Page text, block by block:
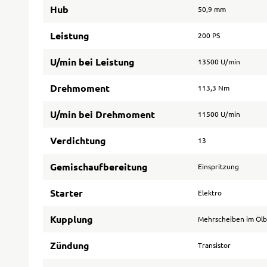
Hub 50,9 mm
Leistung 200 PS
U/min bei Leistung 13500 U/min
Drehmoment 113,3 Nm
U/min bei Drehmoment 11500 U/min
Verdichtung 13
Gemischaufbereitung Einspritzung
Starter Elektro
Kupplung Mehrscheiben im
Zündung Transistor